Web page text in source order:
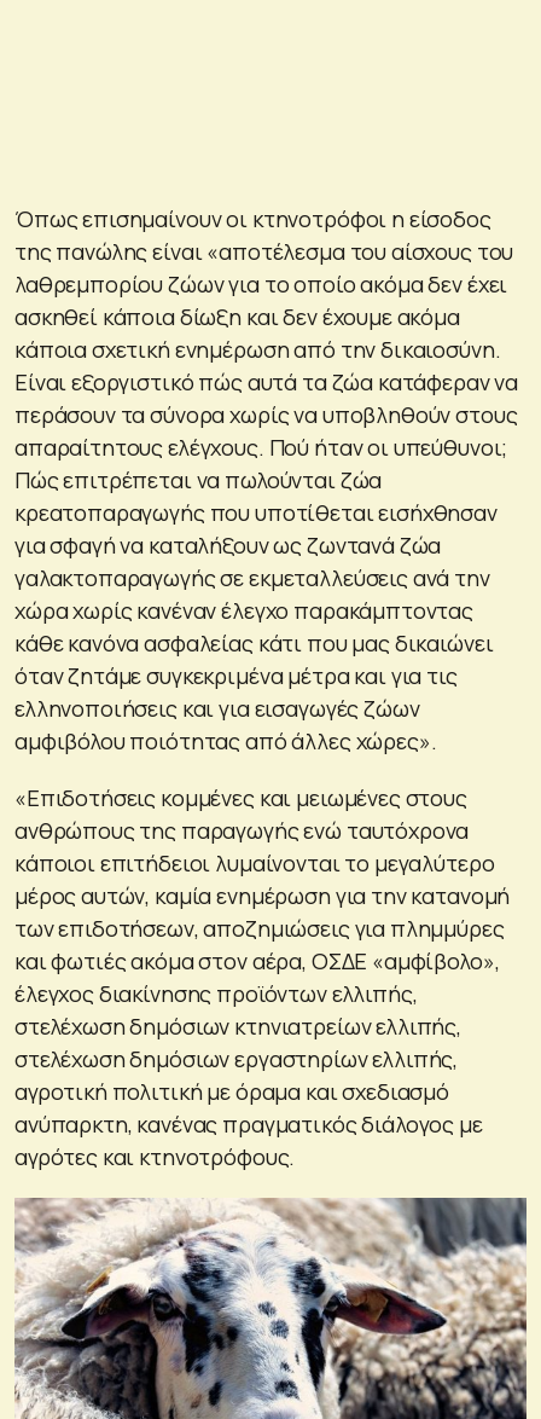
Όπως επισημαίνουν οι κτηνοτρόφοι η είσοδος
της πανώλης είναι «αποτέλεσμα του αίσχους του
λαθρεμπορίου ζώων για το οποίο ακόμα δεν έχει
ασκηθεί κάποια δίωξη και δεν έχουμε ακόμα
κάποια σχετική ενημέρωση από την δικαιοσύνη.
Είναι εξοργιστικό πώς αυτά τα ζώα κατάφεραν να
περάσουν τα σύνορα χωρίς να υποβληθούν στους
απαραίτητους ελέγχους. Πού ήταν οι υπεύθυνοι;
Πώς επιτρέπεται να πωλούνται ζώα
κρεατοπαραγωγής που υποτίθεται εισήχθησαν
για σφαγή να καταλήξουν ως ζωντανά ζώα
γαλακτοπαραγωγής σε εκμεταλλεύσεις ανά την
χώρα χωρίς κανέναν έλεγχο παρακάμπτοντας
κάθε κανόνα ασφαλείας κάτι που μας δικαιώνει
όταν ζητάμε συγκεκριμένα μέτρα και για τις
ελληνοποιήσεις και για εισαγωγές ζώων
αμφιβόλου ποιότητας από άλλες χώρες».
«Επιδοτήσεις κομμένες και μειωμένες στους
ανθρώπους της παραγωγής ενώ ταυτόχρονα
κάποιοι επιτήδειοι λυμαίνονται το μεγαλύτερο
μέρος αυτών, καμία ενημέρωση για την κατανομή
των επιδοτήσεων, αποζημιώσεις για πλημμύρες
και φωτιές ακόμα στον αέρα, ΟΣΔΕ «αμφίβολο»,
έλεγχος διακίνησης προϊόντων ελλιπής,
στελέχωση δημόσιων κτηνιατρείων ελλιπής,
στελέχωση δημόσιων εργαστηρίων ελλιπής,
αγροτική πολιτική με όραμα και σχεδιασμό
ανύπαρκτη, κανένας πραγματικός διάλογος με
αγρότες και κτηνοτρόφους.